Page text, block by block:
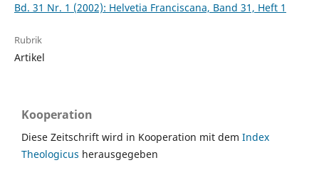
Bd. 31 Nr. 1 (2002): Helvetia Franciscana, Band 31, Heft 1
Rubrik
Artikel
Kooperation
Diese Zeitschrift wird in Kooperation mit dem Index
Theologicus herausgegeben